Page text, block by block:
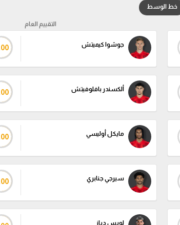
خط الوسط
التقييم العام
جوشوا كيميتش
ألكسندر بافلوفيتش
مايكل أوليسي
سيرجي جنابري
لويس دياز